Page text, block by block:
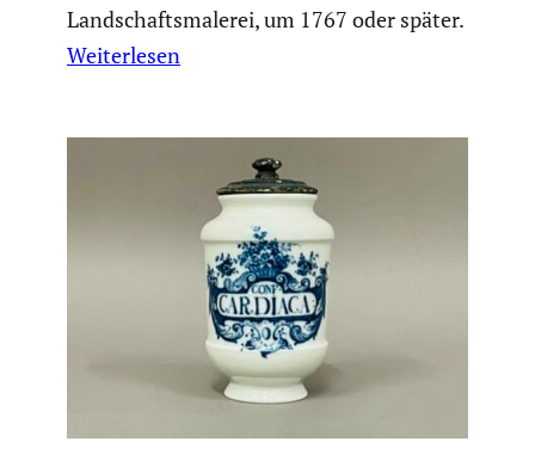
Landschaftsmalerei, um 1767 oder später.
Weiterlesen